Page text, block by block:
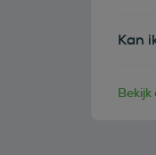
Kan